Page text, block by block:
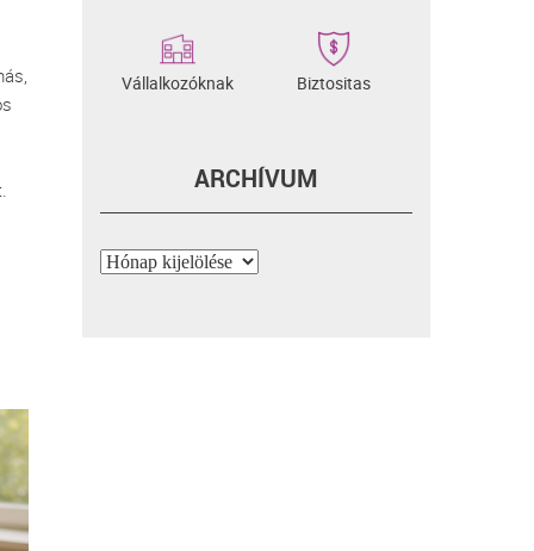
Vállalkozóknak Biztositas
ARCHÍVUM
Archívum